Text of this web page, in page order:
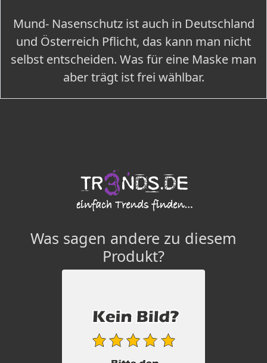
Mund- Nasenschutz ist auch in Deutschland
und Österreich Pflicht, das kann man nicht
selbst entscheiden. Was für eine Maske man
aber trägt ist frei wählbar.
Was sagen andere zu diesem
Produkt?